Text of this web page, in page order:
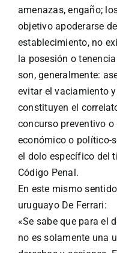
amenazas, engaño;
objetivo apoderarse
establecimiento, no
la posesión o
son, generalmente:
evitar el vaciamiento
constituyen el
concurso preventivo
económico o político-
el dolo específico del
Código Penal.
En este mismo
uruguayo De Ferrari:
«Se sabe que para el
no es solamente una